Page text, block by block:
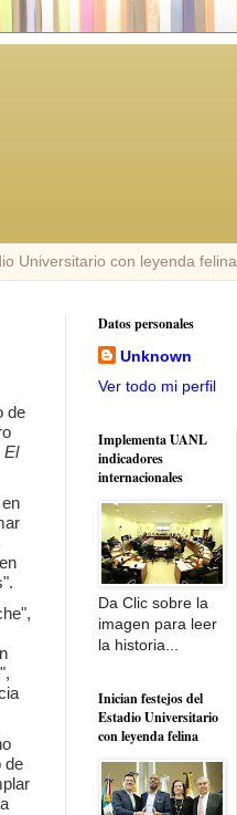
Universitario con leyenda felina
de
El
de
Datos personales
Unknown
Ver todo mi perfil
Implementa UANL
indicadores
internacionales
Da Clic sobre la
imagen para leer
la historia...
Inician festejos del
Estadio Universitario
con leyenda felina